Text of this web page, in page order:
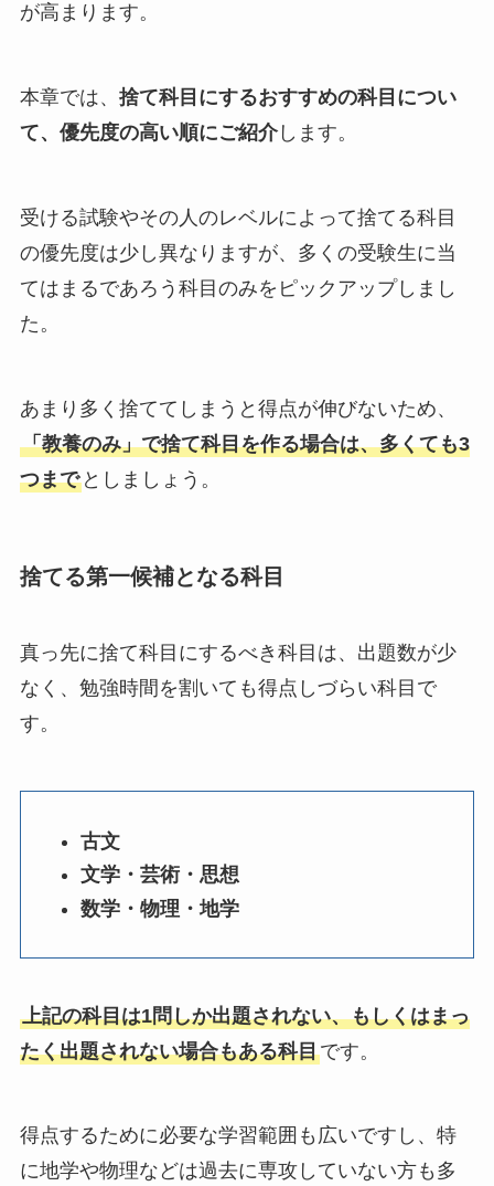
が高まります。
本章では、 捨て科目にするおすすめの科目につい
て、優先度の高い順にご紹介します。
受ける試験やその人のレベルによって捨てる科目
の優先度は少し異なりますが、多くの受験生に当
てはまるであろう科目のみをピックアップしまし
た。
あまり多く捨ててしまうと得点が伸びないため、
「教養のみ」で捨て科目を作る場合は、多くても3
つまでとしましょう。
捨てる第一候補となる科目
真っ先に捨て科目にするべき科目は、出題数が少
なく、勉強時間を割いても得点しづらい科目で
す。
古文
文学・芸術・思想
数学・物理・地学
上記の科目は1問しか出題されない、もしくはまっ
たく出題されない場合もある科目です。
得点するために必要な学習範囲も広いですし、特
に地学や物理などは過去に専攻していない方も多